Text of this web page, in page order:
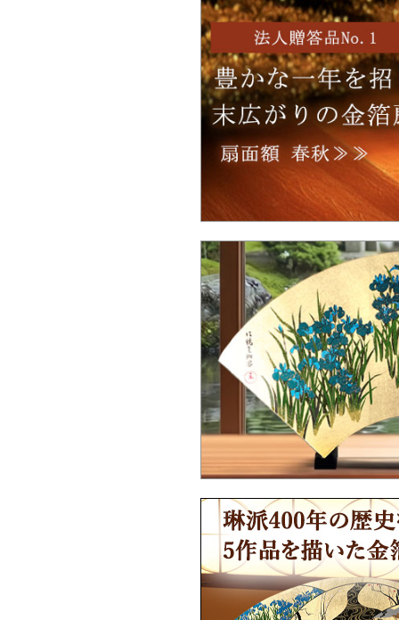
Ｑ：品切れの商品は、いつ頃入荷予定で
か。
Ｑ：100個以上の大量注文は可能ですか
Ｑ：ロゴをもとにしたオリジナルデザイ
は製作可能ですか？
Ｑ：海外配送は対応していますか？
Ｑ：海外配送はどうやって注文したらい
ですか？